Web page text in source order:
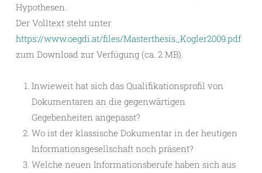
Hypothesen.
Der Volltext steht unter
https://www.oegdi.at/files/Masterthesis_Kogler2009.pdf
zum Download zur Verfügung (ca. 2 MB).
Inwieweit hat sich das Qualifikationsprofil von
Dokumentaren an die gegenwärtigen
Gegebenheiten angepasst?
Wo ist der klassische Dokumentar in der heutigen
Informationsgesellschaft noch präsent?
Welche neuen Informationsberufe haben sich aus